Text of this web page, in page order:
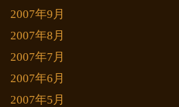
2007年9月
2007年8月
2007年7月
2007年6月
2007年5月